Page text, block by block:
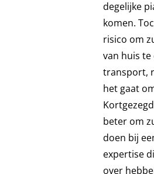
degelijke
komen.
risico om
van huis te
transport,
het gaat
beter om
doen bij
expertise
over